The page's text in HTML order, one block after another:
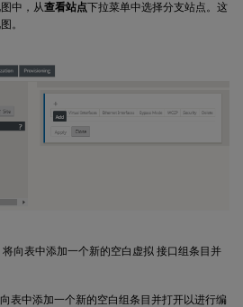
中，从查看站点下拉菜单中选择分支站点。这
。
将向表中添加一个新的空白虚拟 接口组条目并
表中添加一个新的空白组条目并打开以进行编